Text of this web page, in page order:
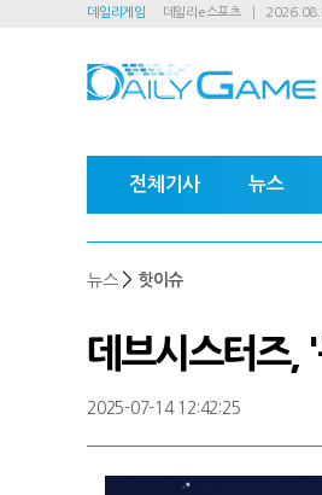
데일리게임 데일리e스포츠
전체기사 뉴스
뉴스 > 핫이슈
데브시스터즈,
2025-07-14 12:42:25